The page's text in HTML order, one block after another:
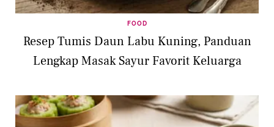
FOOD
Resep Tumis Daun Labu Kuning, Panduan
Lengkap Masak Sayur Favorit Keluarga